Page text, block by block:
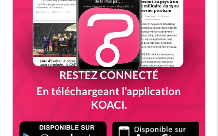
RESTEZ CONNECTÉ
En téléchargeant l'application
KOACI.